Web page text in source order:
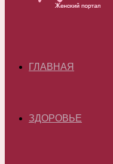
ГЛАВНАЯ
ЗДОРОВЬЕ